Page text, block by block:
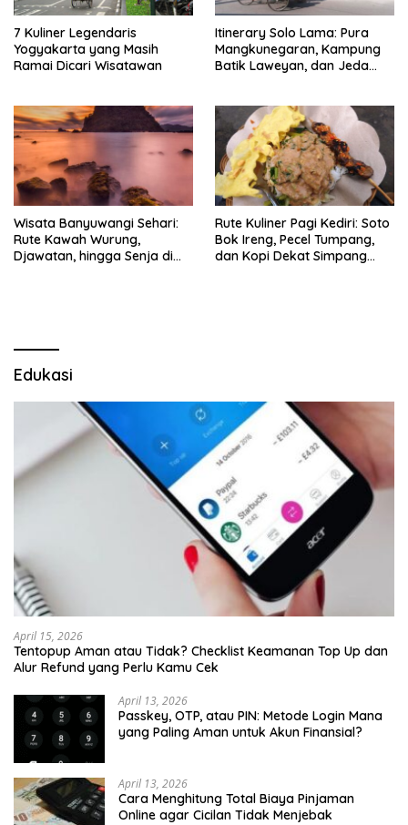
7 Kuliner Legendaris
Yogyakarta yang Masih
Ramai Dicari Wisatawan
Itinerary Solo Lama: Pura
Mangkunegaran, Kampung
Batik Laweyan, dan Jeda
Wisata Banyuwangi Sehari:
Rute Kawah Wurung,
Djawatan, hingga Senja di
Rute Kuliner Pagi Kediri: Soto
Bok Ireng, Pecel Tumpang,
dan Kopi Dekat Simpang
Edukasi
April 15, 2026
Tentopup Aman atau Tidak? Checklist Keamanan Top Up dan
Alur Refund yang Perlu Kamu Cek
April 13, 2026
Passkey, OTP, atau PIN: Metode Login Mana
yang Paling Aman untuk Akun Finansial?
April 13, 2026
Cara Menghitung Total Biaya Pinjaman
Online agar Cicilan Tidak Menjebak